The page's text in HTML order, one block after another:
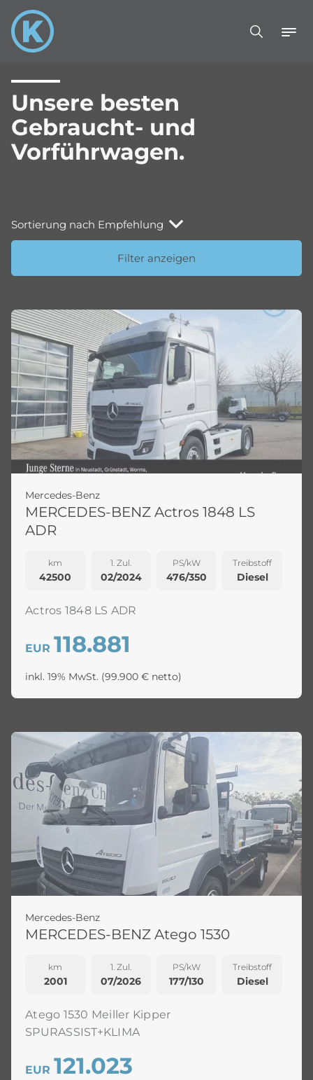
Unsere besten
Gebraucht- und
Vorführwagen.
Sortierung nach Empfehlung
Filter anzeigen
Mercedes-Benz
MERCEDES-BENZ Actros 1848 LS
ADR
km
42500
1. Zul.
02/2024
PS/kW
476/350
Treibstoff
Diesel
Actros 1848 LS ADR
EUR 118.881
inkl. 19% MwSt. (99.900 € netto)
Mercedes-Benz
MERCEDES-BENZ Atego 1530
km
2001
1. Zul.
07/2026
PS/kW
177/130
Treibstoff
Diesel
Atego 1530 Meiller Kipper
SPURASSIST+KLIMA
EUR 121.023